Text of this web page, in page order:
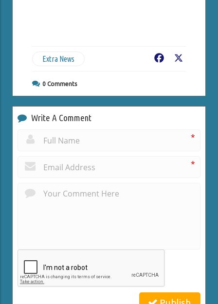
Extra News Facebook
0 Comments
Write A Comment
*
*